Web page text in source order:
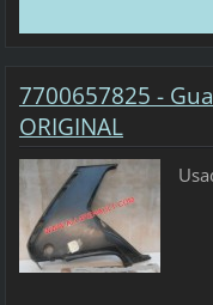
7700657825 -
ORIGINAL